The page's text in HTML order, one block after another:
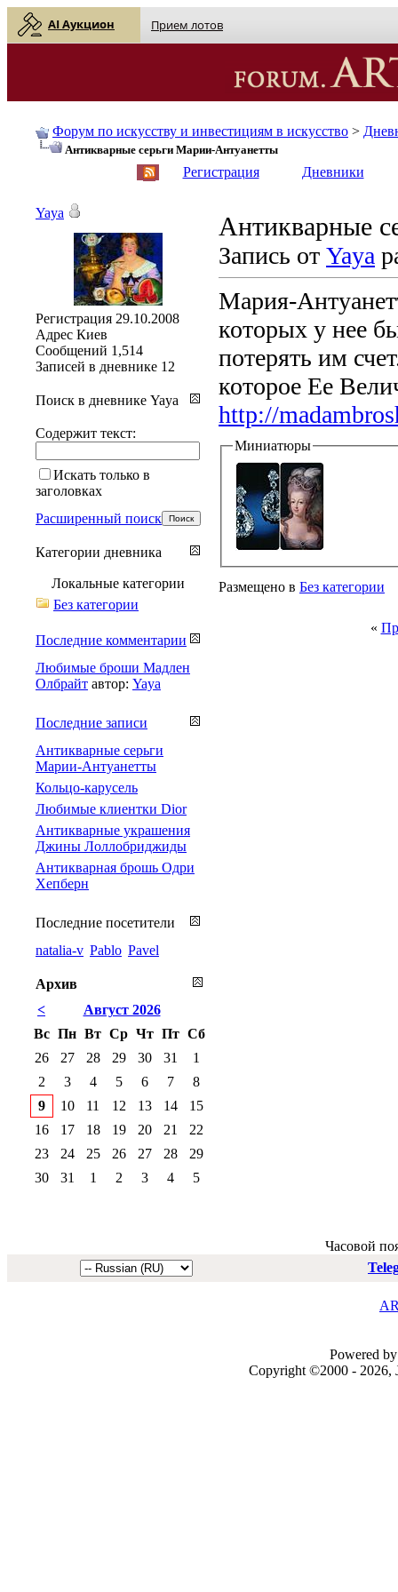
AI Аукцион Прием лотов
Форум по искусству и инвестициям в искусство >
Антикварные серьги Марии-Антуанетты
Регистрация Дневники
Антикварные
Запись от Yaya
Мария-
которых у нее
потерять им
которое Ее
http://
Миниатюры
Размещено в Без категории
«
Yaya
Регистрация 29.10.2008
Адрес Киев
Сообщений 1,514
Записей в дневнике 12
Поиск в дневнике Yaya
Содержит текст:
Искать только в
заголовках
Расширенный поиск
Категории дневника
Локальные категории
Без категории
Последние комментарии
Любимые броши Мадлен
Олбрайт автор: Yaya
Последние записи
Антикварные серьги
Марии-Антуанетты
Кольцо-карусель
Любимые клиентки Dior
Антикварные украшения
Джины Лоллобриджиды
Антикварная брошь Одри
Хепберн
Последние посетители
natalia-v Pablo Pavel
Архив
<
Август 2026
Вс Пн Вт Ср Чт Пт Сб
26
27 28 29 30 31
1
2
3 4 5 6 7
8
9
10 11 12 13 14
15
16
17 18 19 20 21
22
23
24 25 26 27 28
29
30
31 1 2 3 4 5
Часовой
Powered
Copyright ©2000 - 2026,